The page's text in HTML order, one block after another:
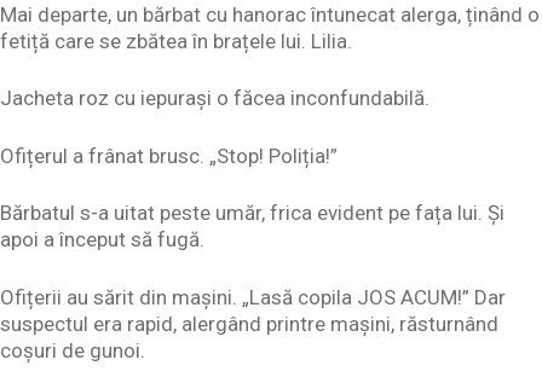
Mai departe, un bărbat cu hanorac întunecat alerga, ținând o
fetiță care se zbătea în brațele lui. Lilia.
Jacheta roz cu iepurași o făcea inconfundabilă.
Ofițerul a frânat brusc. „Stop! Poliția!”
Bărbatul s-a uitat peste umăr, frica evident pe fața lui. Și
apoi a început să fugă.
Ofițerii au sărit din mașini. „Lasă copila JOS ACUM!” Dar
suspectul era rapid, alergând printre mașini, răsturnând
coșuri de gunoi.